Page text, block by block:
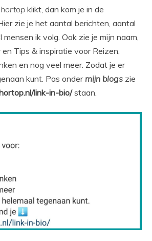
klikt, dan kom je in de
zie je het aantal berichten, aantal
ik volg. Ook zie je mijn naam,
Tips & inspiratie voor Reizen,
en nog veel meer. Zodat je er
kunt. Pas onder mijn blogs zie
link-in-bio/staan.